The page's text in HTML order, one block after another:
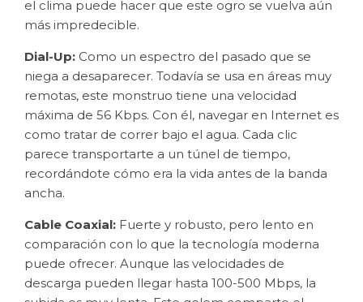
el clima puede hacer que este ogro se vuelva aún
más impredecible.
Dial-Up: Como un espectro del pasado que se
niega a desaparecer. Todavía se usa en áreas muy
remotas, este monstruo tiene una velocidad
máxima de 56 Kbps. Con él, navegar en Internet es
como tratar de correr bajo el agua. Cada clic
parece transportarte a un túnel de tiempo,
recordándote cómo era la vida antes de la banda
ancha.
Cable Coaxial: Fuerte y robusto, pero lento en
comparación con lo que la tecnología moderna
puede ofrecer. Aunque las velocidades de
descarga pueden llegar hasta 100-500 Mbps, la